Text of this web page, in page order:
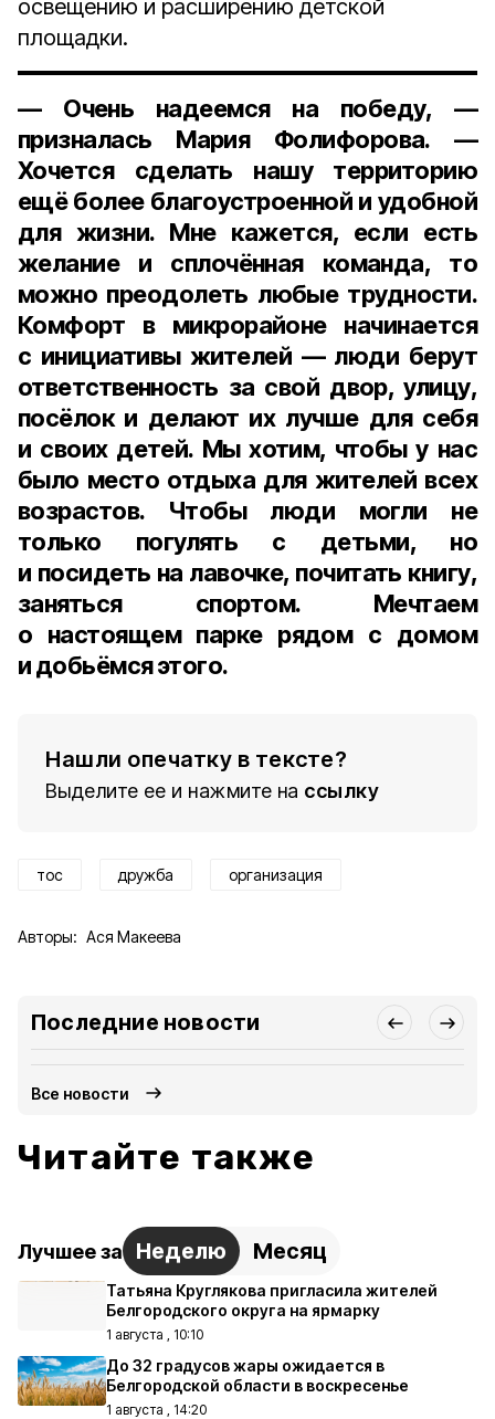
освещению и расширению детской
площадки.
— Очень надеемся на победу, —
призналась Мария Фолифорова. —
Хочется сделать нашу территорию
ещё более благоустроенной и удобной
для жизни. Мне кажется, если есть
желание и сплочённая команда, то
можно преодолеть любые трудности.
Комфорт в микрорайоне начинается
с инициативы жителей — люди берут
ответственность за свой двор, улицу,
посёлок и делают их лучше для себя
и своих детей. Мы хотим, чтобы у нас
было место отдыха для жителей всех
возрастов. Чтобы люди могли не
только погулять с детьми, но
и посидеть на лавочке, почитать книгу,
заняться спортом. Мечтаем
о настоящем парке рядом с домом
и добьёмся этого.
Нашли опечатку в тексте?
Выделите ее и нажмите на ссылку
тос дружба организация
Авторы: Ася Макеева
Последние новости
Все новости
Читайте также
Лучшее за Неделю Месяц
Татьяна Круглякова пригласила жителей
Белгородского округа на ярмарку
1 августа , 10:10
До 32 градусов жары ожидается в
Белгородской области в воскресенье
1 августа , 14:20